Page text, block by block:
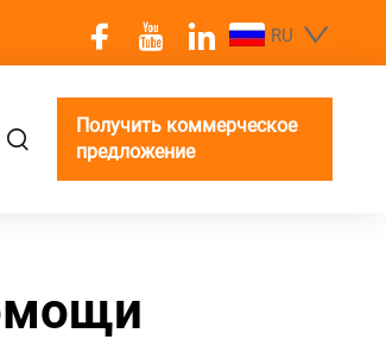
RU
Получить коммерческое
предложение